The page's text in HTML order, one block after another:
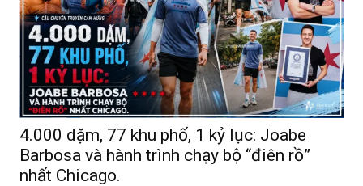
4.000 dặm, 77 khu phố, 1 kỷ lục: Joabe
Barbosa và hành trình chạy bộ “điên rồ”
nhất Chicago.